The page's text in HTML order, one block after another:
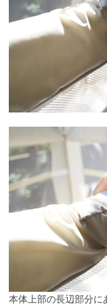
本体上部の長辺部分に